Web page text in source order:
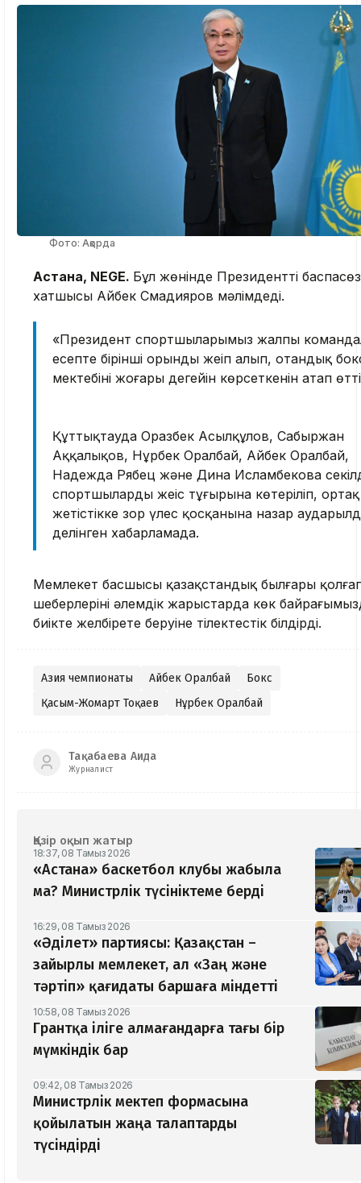
Фото: Ақорда
Астана, NEGE. Бұл жөнінде Президенттің баспасөз
хатшысы Айбек Смадияров мәлімдеді.
«Президент спортшыларымыз жалпы
есепте бірінші орынды жеңіп алып, отандық
мектебінің жоғары деңгейін көрсеткенін атап
Құттықтауда Оразбек Асылқұлов, Сабыржан
Аққалықов, Нұрбек Оралбай, Айбек Оралбай,
Надежда Рябец және Дина Исламбекова
спортшылардың жеңіс тұғырына көтеріліп, ортақ
жетістікке зор үлес қосқанына назар
делінген хабарламада.
Мемлекет басшысы қазақстандық былғары
шеберлерінің әлемдік жарыстарда көк
биікте желбірете беруіне тілектестік білдірді.
Азия чемпионаты Айбек Оралбай
Бокс
Қасым-Жомарт Тоқаев
Нұрбек Оралбай
Тақабаева Аида
Журналист
Қазір оқып жатыр
18:37, 08 Тамыз 2026
«Астана» баскетбол клубы жабыла
ма? Министрлік түсініктеме берді
16:29, 08 Тамыз 2026
«Әділет» партиясы: Қазақстан –
зайырлы мемлекет, ал «Заң және
тәртіп» қағидаты баршаға міндетті
10:58, 08 Тамыз 2026
Грантқа іліге алмағандарға тағы бір
мүмкіндік бар
09:42, 08 Тамыз 2026
Министрлік мектеп формасына
қойылатын жаңа талаптарды
түсіндірді